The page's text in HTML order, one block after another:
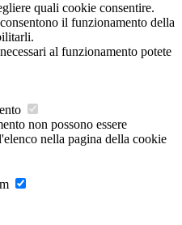
quali cookie consentire.
il funzionamento della
al funzionamento potete
non possono essere
nella pagina della cookie